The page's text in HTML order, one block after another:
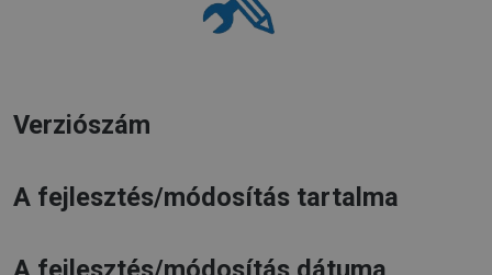
Verziószám
A fejlesztés/módosítás tartalma